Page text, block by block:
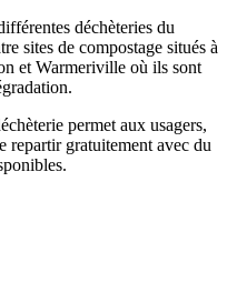
déchèteries du
sites de compostage situés à
et Warmeriville où ils sont
permet aux usagers,
repartir gratuitement avec du